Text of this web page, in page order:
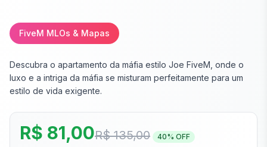
FiveM MLOs & Mapas
Descubra o apartamento da máfia estilo Joe FiveM, onde o
luxo e a intriga da máfia se misturam perfeitamente para um
estilo de vida exigente.
R$ 81,00R$ 135,00 40% OFF